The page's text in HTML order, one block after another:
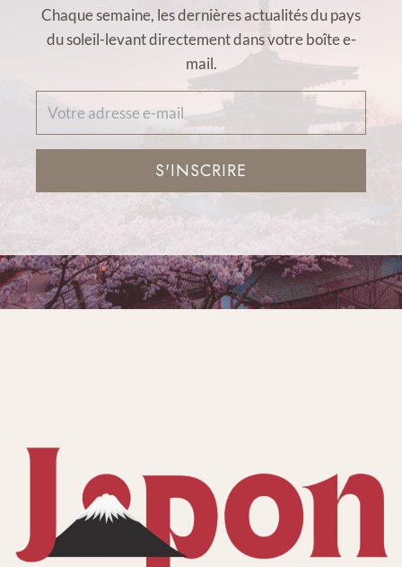
Chaque semaine, les dernières actualités du pays
du soleil-levant directement dans votre boîte e-
mail.
S'INSCRIRE